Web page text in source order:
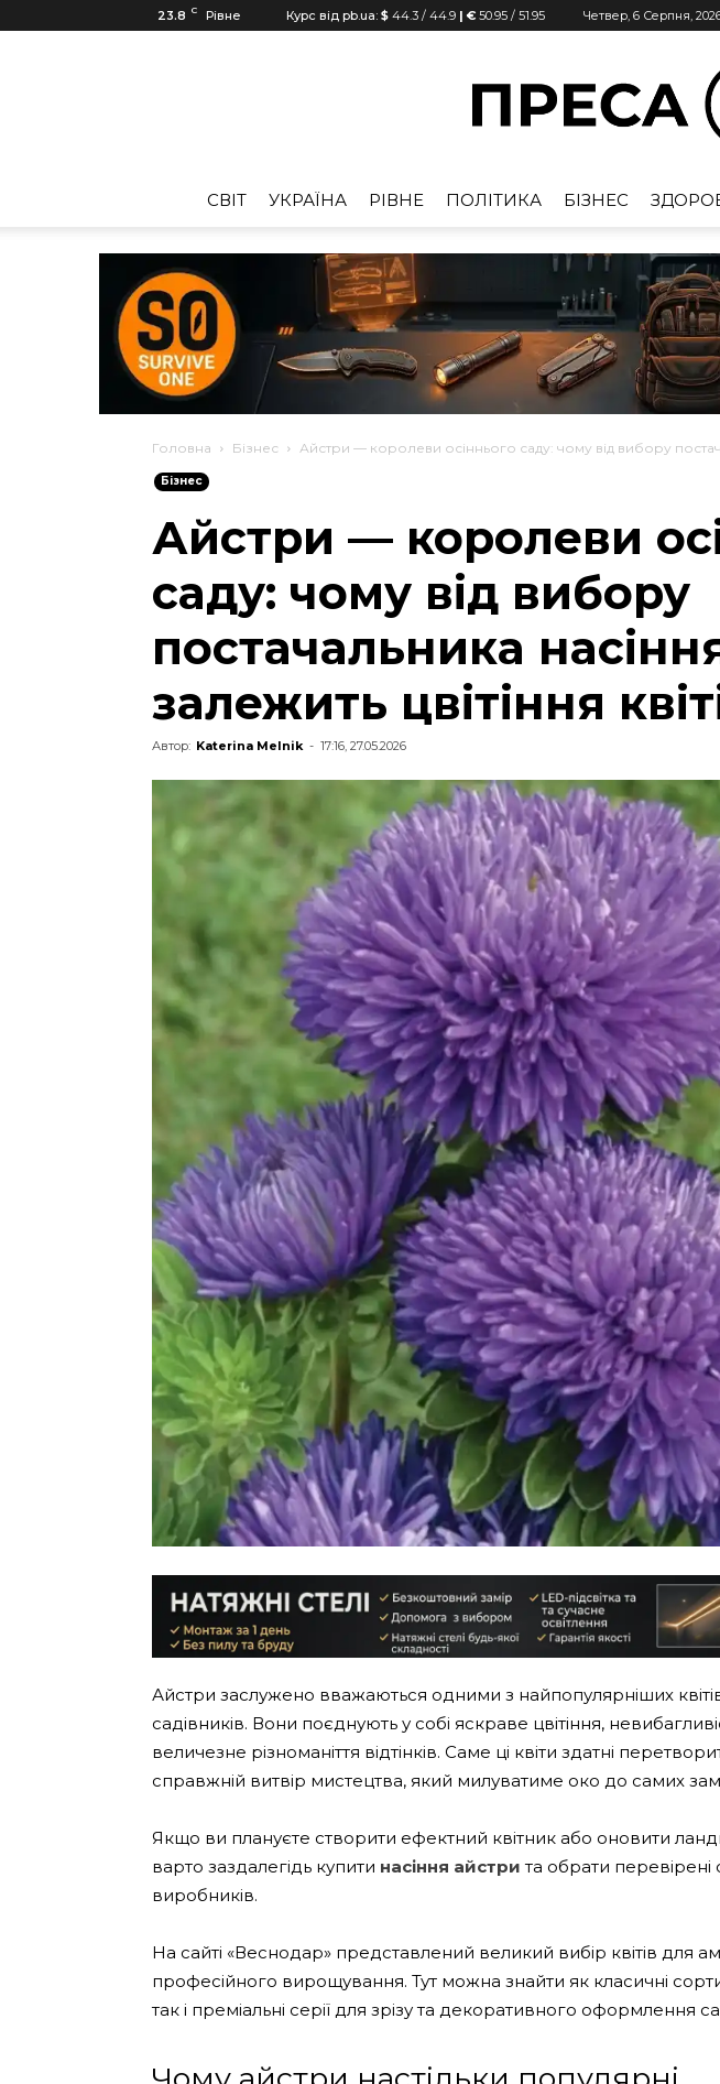
23.8 C Рівне Курс від pb.ua: $ 44.3 / 44.9 | € 50.95 / 51.95 Четвер, 6 Серпня,
CВІТ УКРАЇНА РІВНЕ ПОЛІТИКА БІЗНЕС
Головна Бізнес Айстри — королеви осіннього саду: чому від вибору
Бізнес
Айстри — королеви
саду: чому від вибору
постачальника
залежить цвітіння
Автор: Katerina Melnik - 17:16, 27.05.2026
Айстри заслужено вважаються одними з найпопулярніших
садівників. Вони поєднують у собі яскраве цвітіння,
величезне різноманіття відтінків. Саме ці квіти здатні
справжній витвір мистецтва, який милуватиме око до самих
Якщо ви плануєте створити ефектний квітник або оновити
варто заздалегідь купити насіння айстри та обрати
виробників.
На сайті «Веснодар» представлений великий вибір квітів для
професійного вирощування. Тут можна знайти як класичні
так і преміальні серії для зрізу та декоративного оформлення